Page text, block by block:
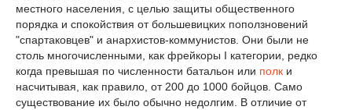
местного населения, с целью защиты общественного
порядка и спокойствия от большевицких поползновений
"спартаковцев" и анархистов-коммунистов. Они были не
столь многочисленными, как фрейкоры I категории, редко
когда превышая по численности батальон или полк и
насчитывая, как правило, от 200 до 1000 бойцов. Само
существование их было обычно недолгим. В отличие от